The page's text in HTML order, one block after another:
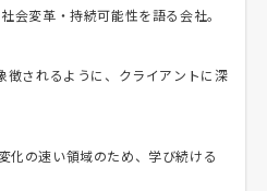
会変革・持続可能性を語る会社。
徴されるように、クライアントに深
化の速い領域のため、学び続ける